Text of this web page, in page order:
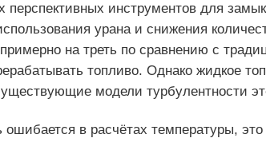
инструментов для
урана и снижения
на треть по сравнению с
топливо. Однако жидкое
модели турбулентности
в расчётах температуры, это